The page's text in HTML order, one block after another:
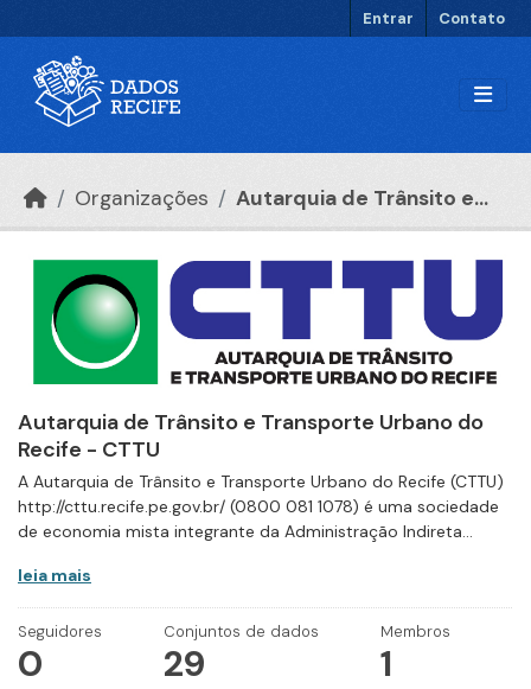
Entrar Contato
Organizações Autarquia de Trânsito e...
Autarquia de Trânsito e Transporte Urbano do
Recife - CTTU
A Autarquia de Trânsito e Transporte Urbano do Recife (CTTU)
http://cttu.recife.pe.gov.br/ (0800 081 1078) é uma sociedade
de economia mista integrante da Administração Indireta...
leia mais
Seguidores
0
Conjuntos de dados
29
Membros
1